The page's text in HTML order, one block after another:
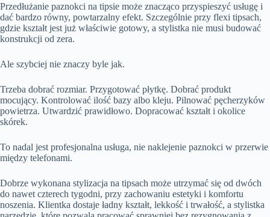
Przedłużanie paznokci na tipsie może znacząco przyspieszyć usługę i
dać bardzo równy, powtarzalny efekt. Szczególnie przy flexi tipsach,
gdzie kształt jest już właściwie gotowy, a stylistka nie musi budować
konstrukcji od zera.
Ale szybciej nie znaczy byle jak.
Trzeba dobrać rozmiar. Przygotować płytkę. Dobrać produkt
mocujący. Kontrolować ilość bazy albo kleju. Pilnować pęcherzyków
powietrza. Utwardzić prawidłowo. Dopracować kształt i okolice
skórek.
To nadal jest profesjonalna usługa, nie naklejenie paznokci w przerwie
między telefonami.
Dobrze wykonana stylizacja na tipsach może utrzymać się od dwóch
do nawet czterech tygodni, przy zachowaniu estetyki i komfortu
noszenia. Klientka dostaje ładny kształt, lekkość i trwałość, a stylistka